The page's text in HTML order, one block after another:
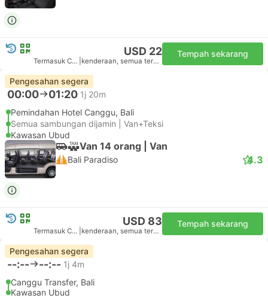
USD 22
Termasuk Cukai kenderaan, semua termasuk
Tempah sekarang
Pengesahan segera
00:00 01:20 1j 20m
Pemindahan Hotel Canggu, Bali
Semua sambungan dijamin | Van+Teksi
Kawasan Ubud
Van 14 orang | Van
Bali Paradiso 4.3
USD 83
Termasuk Cukai kenderaan, semua termasuk
Tempah sekarang
Pengesahan segera
--:-- --:-- 1j 4m
Canggu Transfer, Bali
Kawasan Ubud